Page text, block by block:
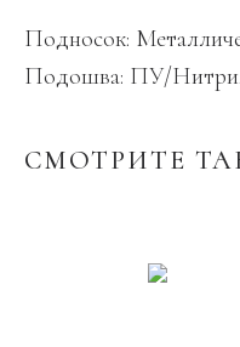
Подносок:
Подошва: ПУ/
СМОТРИТЕ